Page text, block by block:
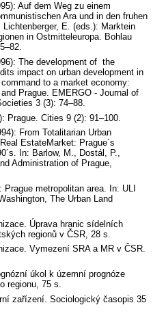
Auf dem Weg zu einem
Ara und in den fruhen
E. (eds.): Marktein
in Ostmitteleuropa. Bohlau
The development of the
impact on urban development in
to a market economy:
Prague. EMERGO - Journal of
3 (3): 74–88.
Prague. Cities 9 (2): 91–100.
From Totalitarian Urban
EstateMarket: Prague´s
In: Barlow, M., Dostál, P.,
Administration of Prague,
metropolitan area. In: ULI
The Urban Land
Úprava hranic sídelních
regionů v ČSR, 28 s.
Vymezení SRA a MR v ČSR.
úkol k územní prognóze
regionu, 75 s.
zařízení. Sociologický časopis 35